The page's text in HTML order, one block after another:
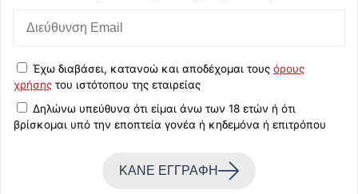
Έχω διαβάσει, κατανοώ και αποδέχομαι τους όρους
χρήσης του ιστότοπου της εταιρείας
Δηλώνω υπεύθυνα ότι είμαι άνω των 18 ετών ή ότι
βρίσκομαι υπό την εποπτεία γονέα ή κηδεμόνα ή επιτρόπου
ΚΑΝΕ ΕΓΓΡΑΦΗ